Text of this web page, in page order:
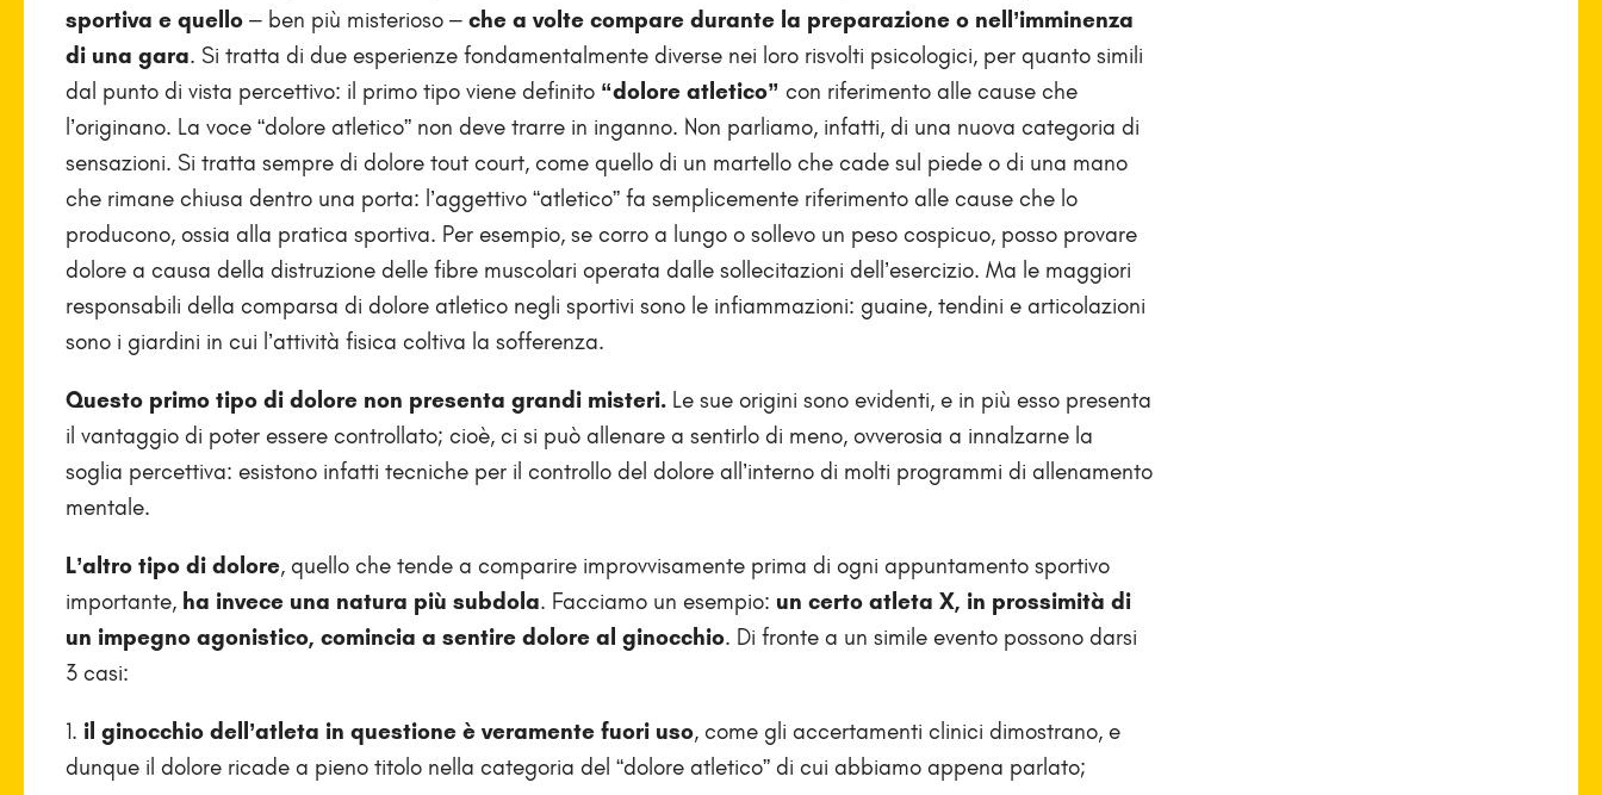
sportiva e quello – ben più misterioso –che a volte compare durante la preparazione o nell’imminenza
di una gara. Si tratta di due esperienze fondamentalmente diverse nei loro risvolti psicologici, per quanto simili
dal punto di vista percettivo: il primo tipo viene definito “dolore atletico”con riferimento alle cause che
l’originano. La voce “dolore atletico” non deve trarre in inganno. Non parliamo, infatti, di una nuova categoria di
sensazioni. Si tratta sempre di dolore tout court, come quello di un martello che cade sul piede o di una mano
che rimane chiusa dentro una porta: l’aggettivo “atletico” fa semplicemente riferimento alle cause che lo
producono, ossia alla pratica sportiva. Per esempio, se corro a lungo o sollevo un peso cospicuo, posso provare
dolore a causa della distruzione delle fibre muscolari operata dalle sollecitazioni dell’esercizio. Ma le maggiori
responsabili della comparsa di dolore atletico negli sportivi sono le infiammazioni: guaine, tendini e articolazioni
sono i giardini in cui l’attività fisica coltiva la sofferenza.
Questo primo tipo di dolore non presenta grandi misteri. Le sue origini sono evidenti, e in più esso presenta
il vantaggio di poter essere controllato; cioè, ci si può allenare a sentirlo di meno, ovverosia a innalzarne la
soglia percettiva: esistono infatti tecniche per il controllo del dolore all’interno di molti programmi di allenamento
mentale.
L’altro tipo di dolore, quello che tende a comparire improvvisamente prima di ogni appuntamento sportivo
importante, ha invece una natura più subdola. Facciamo un esempio: un certo atleta X, in prossimità di
un impegno agonistico, comincia a sentire dolore al ginocchio. Di fronte a un simile evento possono darsi
3 casi:
1. il ginocchio dell’atleta in questione è veramente fuori uso, come gli accertamenti clinici dimostrano, e
dunque il dolore ricade a pieno titolo nella categoria del “dolore atle­tico” di cui abbiamo appena parlato;